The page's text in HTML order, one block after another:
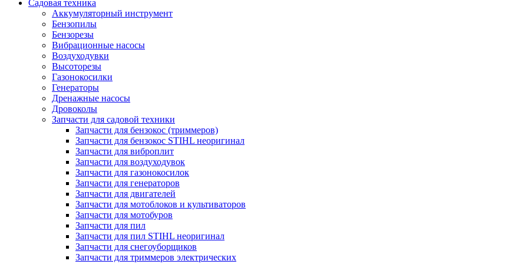
Садовая техника
Аккумуляторный инструмент
Бензопилы
Бензорезы
Вибрационные насосы
Воздуходувки
Высоторезы
Газонокосилки
Генераторы
Дренажные насосы
Дровоколы
Запчасти для садовой техники
Запчасти для бензокос (триммеров)
Запчасти для бензокос STIHL неоригинал
Запчасти для виброплит
Запчасти для воздуходувок
Запчасти для газонокосилок
Запчасти для генераторов
Запчасти для двигателей
Запчасти для мотоблоков и культиваторов
Запчасти для мотобуров
Запчасти для пил
Запчасти для пил STIHL неоригинал
Запчасти для снегоуборщиков
Запчасти для триммеров электрических